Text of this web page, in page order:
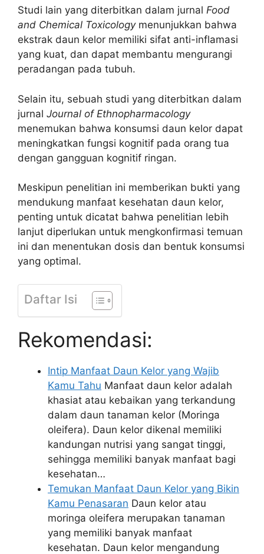
Studi lain yang diterbitkan dalam jurnal Food
and Chemical Toxicologymenunjukkan bahwa
ekstrak daun kelor memiliki sifat anti-inflamasi
yang kuat, dan dapat membantu mengurangi
peradangan pada tubuh.
Selain itu, sebuah studi yang diterbitkan dalam
jurnal Journal of Ethnopharmacology
menemukan bahwa konsumsi daun kelor dapat
meningkatkan fungsi kognitif pada orang tua
dengan gangguan kognitif ringan.
Meskipun penelitian ini memberikan bukti yang
mendukung manfaat kesehatan daun kelor,
penting untuk dicatat bahwa penelitian lebih
lanjut diperlukan untuk mengkonfirmasi temuan
ini dan menentukan dosis dan bentuk konsumsi
yang optimal.
Daftar Isi
Rekomendasi:
Intip Manfaat Daun Kelor yang Wajib
Kamu Tahu Manfaat daun kelor adalah
khasiat atau kebaikan yang terkandung
dalam daun tanaman kelor (Moringa
oleifera). Daun kelor dikenal memiliki
kandungan nutrisi yang sangat tinggi,
sehingga memiliki banyak manfaat bagi
kesehatan…
Temukan Manfaat Daun Kelor yang Bikin
Kamu Penasaran Daun kelor atau
moringa oleifera merupakan tanaman
yang memiliki banyak manfaat
kesehatan. Daun kelor mengandung